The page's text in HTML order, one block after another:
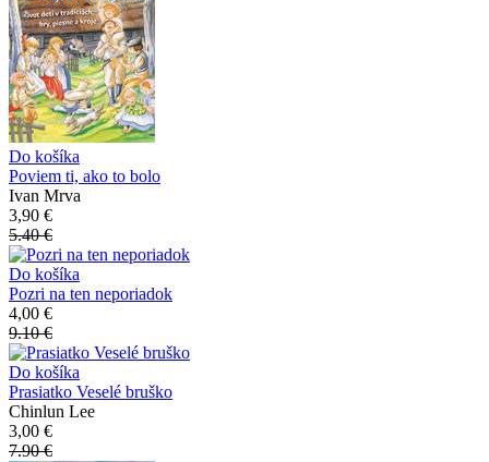
Do košíka
Poviem ti, ako to bolo
Ivan Mrva
3,90 €
5.40 €
Do košíka
Pozri na ten neporiadok
4,00 €
9.10 €
Do košíka
Prasiatko Veselé bruško
Chinlun Lee
3,00 €
7.90 €